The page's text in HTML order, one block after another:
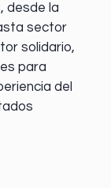
desde la
sector
solidario,
para
del